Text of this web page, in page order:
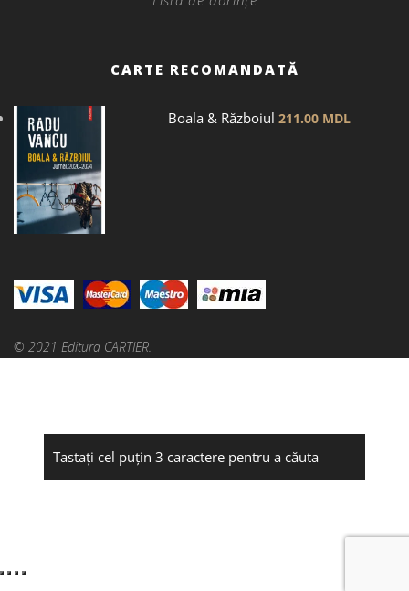
CARTE RECOMANDATĂ
Boala & Războiul 211.00 MDL
© 2021 Editura CARTIER.